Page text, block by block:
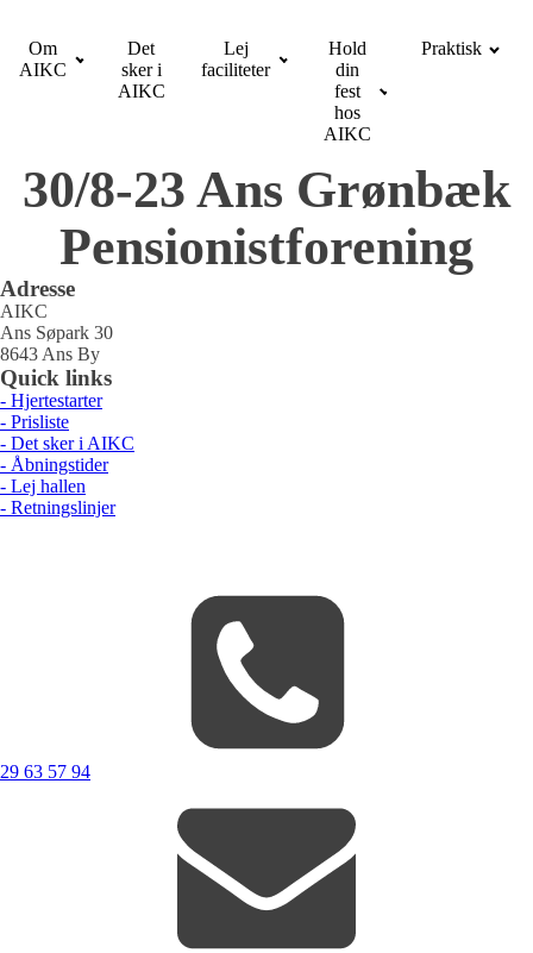
Om
AIKC
Det
sker i
AIKC
Lej
faciliteter
Hold
din
fest
hos
AIKC
Praktisk
30/8-23 Ans Grønbæk
Pensionistforening
Adresse
AIKC
Ans Søpark 30
8643 Ans By
Quick links
- Hjertestarter
- Prisliste
- Det sker i AIKC
- Åbningstider
- Lej hallen
- Retningslinjer
29 63 57 94